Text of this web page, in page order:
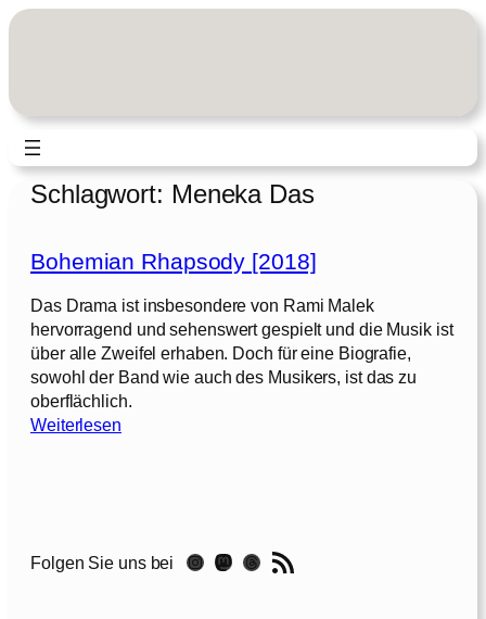
Zum
Schlagwort: Meneka Das
Bohemian Rhapsody [2018]
Das Drama ist insbesondere von Rami Malek
hervorragend und sehenswert gespielt und die Musik ist
über alle Zweifel erhaben. Doch für eine Biografie,
sowohl der Band wie auch des Musikers, ist das zu
oberflächlich.
Weiterlesen:
i
Folgen Sie uns bei Instagram Mastodon Threads RSS-Feed